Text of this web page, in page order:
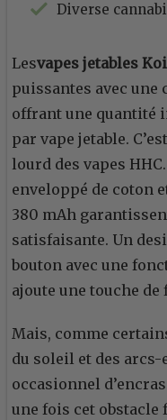
Diverse
Lesvapes jetables
puissantes avec une
offrant une quantité
par vape jetable.
lourd des vapes
enveloppé de coton
380 mAh
satisfaisante. Un
bouton avec une
ajoute une touche de
Mais, comme
du soleil et des
occasionnel
une fois cet obstacle